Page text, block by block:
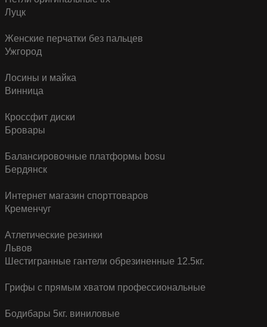
Луцк
Женские перчатки без пальцев
Ужгород
Лосины и майка
Винница
Кроссфит диски
Бровары
Балансировочные платформы bosu
Бердянск
Интернет магазин спорттоваров
Кременчуг
Атлетические резинки
Львов
Шестигранные гантели обрезиненные 12.5кг.
Грифы с прямым хватом профессиональные
Бодибары 5кг. виниловые